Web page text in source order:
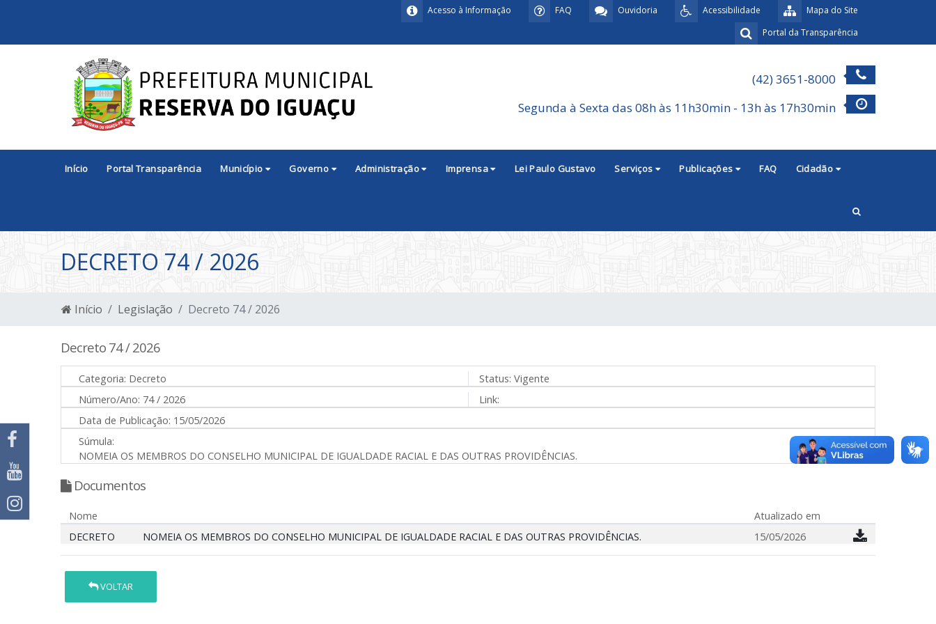
Mapa do Site
Acessibilidade
Ouvidoria
FAQ
Acesso à Informação
Portal da Transparência
(42) 3651-8000
Segunda à Sexta das 08h às 11h30min - 13h às 17h30min
Início Portal Transparência Município Governo Administração Imprensa Lei Paulo Gustavo Serviços Publicações FAQ Cidadão
DECRETO 74 / 2026
Início Legislação Decreto 74 / 2026
Decreto 74 / 2026
Categoria: Decreto Status: Vigente
Número/Ano: 74 / 2026
Link:
Data de Publicação: 15/05/2026
Súmula:
NOMEIA OS MEMBROS DO CONSELHO MUNICIPAL DE IGUALDADE RACIAL E DAS OUTRAS PROVIDÊNCIAS.
Documentos
Nome
Atualizado em
DECRETO
NOMEIA OS MEMBROS DO CONSELHO MUNICIPAL DE IGUALDADE RACIAL E DAS OUTRAS PROVIDÊNCIAS. 15/05/2026
VOLTAR